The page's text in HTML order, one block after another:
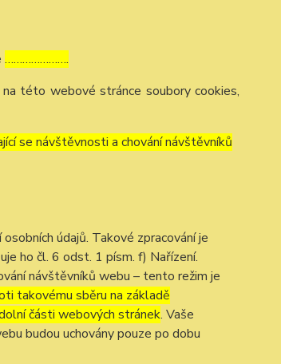
………………….
na této webové stránce soubory cookies,
se návštěvnosti a chování návštěvníků
údajů. Takové zpracování je
ho čl. 6 odst. 1 písm. f) Nařízení.
návštěvníků webu – tento režim je
takovému sběru na základě
části webových stránek. Vaše
budou uchovány pouze po dobu